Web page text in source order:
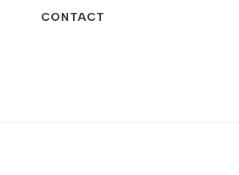
CONTACT